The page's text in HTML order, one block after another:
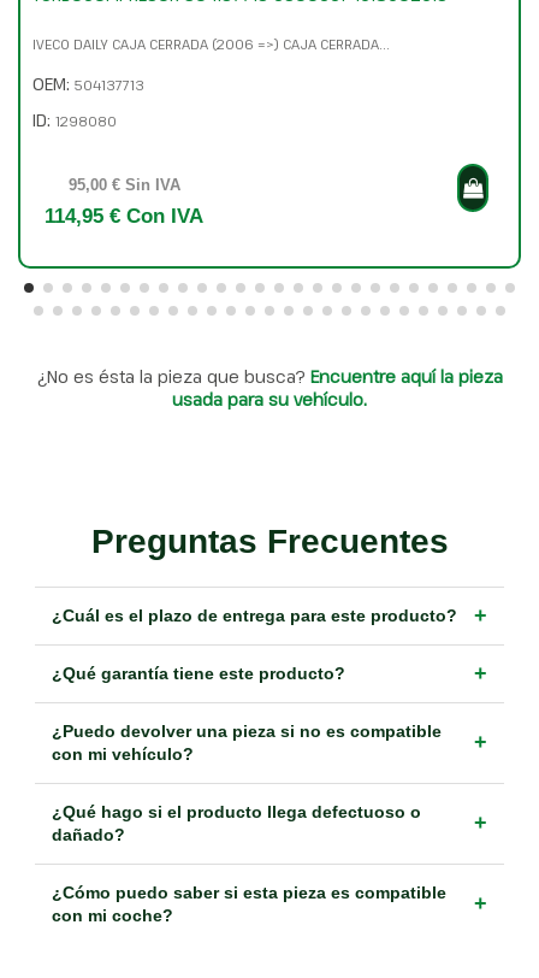
IVECO DAILY CAJA CERRADA (2006 =>) CAJA CERRADA...
OEM: 504137713
ID: 1298080
95,00 € Sin IVA
114,95 € Con IVA
¿No es ésta la pieza que busca? Encuentre aquí la pieza
usada para su vehículo.
Preguntas Frecuentes
¿Cuál es el plazo de entrega para este producto? +
¿Qué garantía tiene este producto? +
¿Puedo devolver una pieza si no es compatible
con mi vehículo?
+
¿Qué hago si el producto llega defectuoso o
dañado?
+
¿Cómo puedo saber si esta pieza es compatible
con mi coche?
+